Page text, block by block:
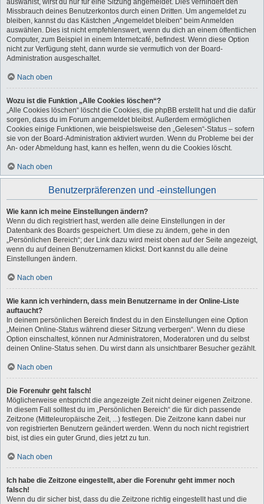
auswählst, wirst du nur für eine Sitzung angemeldet. Dies verhindert den
Missbrauch deines Benutzerkontos durch einen Dritten. Um angemeldet zu
bleiben, kannst du das Kästchen „Angemeldet bleiben“ beim Anmelden
auswählen. Dies ist nicht empfehlenswert, wenn du dich an einem öffentlichen
Computer, zum Beispiel in einem Internetcafé, befindest. Wenn diese Option
nicht zur Verfügung steht, dann wurde sie vermutlich von der Board-
Administration ausgeschaltet.
Nach oben
Wozu ist die Funktion „Alle Cookies löschen“?
„Alle Cookies löschen“ löscht die Cookies, die phpBB erstellt hat und die dafür
sorgen, dass du im Forum angemeldet bleibst. Außerdem ermöglichen
Cookies einige Funktionen, wie beispielsweise den „Gelesen“-Status – sofern
sie von der Board-Administration aktiviert wurden. Wenn du Probleme bei der
An- oder Abmeldung hast, kann es helfen, wenn du die Cookies löscht.
Nach oben
Benutzerpräferenzen und -einstellungen
Wie kann ich meine Einstellungen ändern?
Wenn du dich registriert hast, werden alle deine Einstellungen in der
Datenbank des Boards gespeichert. Um diese zu ändern, gehe in den
„Persönlichen Bereich“; der Link dazu wird meist oben auf der Seite angezeigt,
wenn du auf deinen Benutzernamen klickst. Dort kannst du alle deine
Einstellungen ändern.
Nach oben
Wie kann ich verhindern, dass mein Benutzername in der Online-Liste
auftaucht?
In deinem persönlichen Bereich findest du in den Einstellungen eine Option
„Meinen Online-Status während dieser Sitzung verbergen“. Wenn du diese
Option einschaltest, können nur Administratoren, Moderatoren und du selbst
deinen Online-Status sehen. Du wirst dann als unsichtbarer Besucher gezählt.
Nach oben
Die Forenuhr geht falsch!
Möglicherweise entspricht die angezeigte Zeit nicht deiner eigenen Zeitzone.
In diesem Fall solltest du im „Persönlichen Bereich“ die für dich passende
Zeitzone (Mitteleuropäische Zeit, ...) festlegen. Die Zeitzone kann dabei nur
von registrierten Benutzern geändert werden. Wenn du noch nicht registriert
bist, ist dies ein guter Grund, dies jetzt zu tun.
Nach oben
Ich habe die Zeitzone eingestellt, aber die Forenuhr geht immer noch
falsch!
Wenn du dir sicher bist, dass du die Zeitzone richtig eingestellt hast und die